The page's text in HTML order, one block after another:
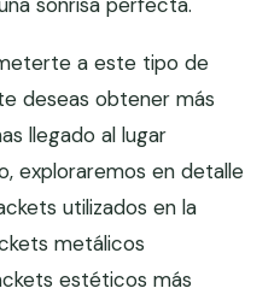
a este tipo de
deseas obtener más
llegado al lugar
exploraremos en detalle
utilizados en la
metálicos
estéticos más